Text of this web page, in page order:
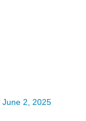
June 2, 2025